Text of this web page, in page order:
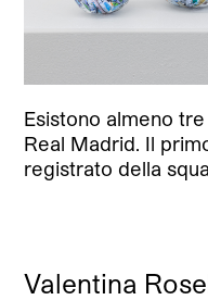
Esistono almeno
Real Madrid. Il
registrato della
Valentina